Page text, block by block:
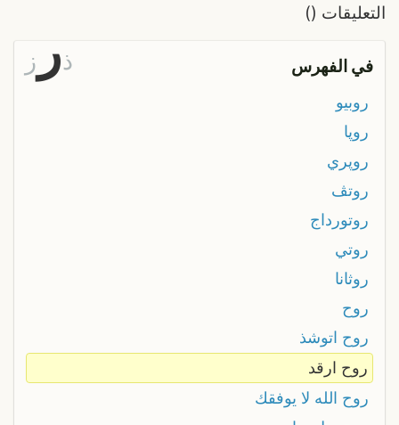
التعليقات (
)
في الفهرس ذر ز
روبيو
روپا
روپري
روتڤ
روتورداج
روتي
روثانا
روح
روح اتوشذ
روح ارقد
روح الله لا يوفقك